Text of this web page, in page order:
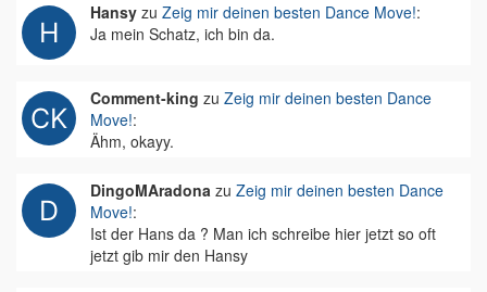
Hansy zu Zeig mir deinen besten Dance Move!:
Ja mein Schatz, ich bin da.
Comment-king zu Zeig mir deinen besten Dance
Move!:
Ähm, okayy.
DingoMAradona zu Zeig mir deinen besten Dance
Move!:
Ist der Hans da ? Man ich schreibe hier jetzt so oft
jetzt gib mir den Hansy